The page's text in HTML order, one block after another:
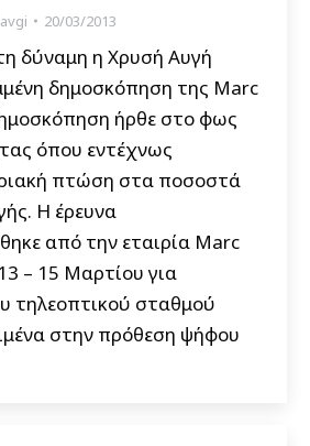
20/03/2013
δύναμη η Χρυσή Αυγή
δημοσκόπηση της Marc
ήρθε στο φως
όπου εντέχνως
πτώση στα ποσοστά
Η έρευνα
από την εταιρία Μarc
– 15 Μαρτίου για
τηλεοπτικού σταθμού
στην πρόθεση ψήφου